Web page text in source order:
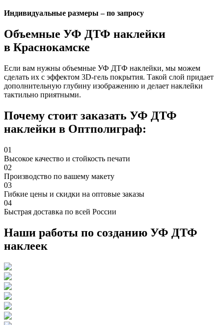
Индивидуальные размеры – по запросу
Объемные УФ ДТФ наклейки
в Краснокамске
Если вам нужны объемные УФ ДТФ наклейки, мы можем
сделать их с эффектом 3D-гель покрытия. Такой слой придает
дополнительную глубину изображению и делает наклейки
тактильно приятными.
Почему стоит заказать УФ ДТФ
наклейки в Оптполиграф:
01
Высокое качество и стойкость печати
02
Производство по вашему макету
03
Гибкие цены и скидки на оптовые заказы
04
Быстрая доставка по всей России
Наши работы по созданию УФ ДТФ
наклеек